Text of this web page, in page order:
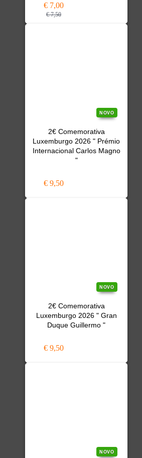
€ 7,00
€ 7,50
NOVO
2€ Comemorativa
Luxemburgo 2026 " Prémio
Internacional Carlos Magno
"
€ 9,50
NOVO
2€ Comemorativa
Luxemburgo 2026 " Gran
Duque Guillermo "
€ 9,50
NOVO